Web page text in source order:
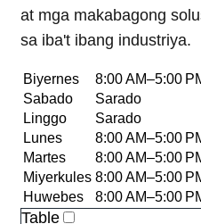
at mga makabagong
sa iba't ibang industriya.
Biyernes
8:00 AM–5:00
Sabado
Sarado
Linggo
Sarado
Lunes
8:00 AM–5:00
Martes
8:00 AM–5:00
Miyerkules 8:00 AM–5:00
Huwebes
8:00 AM–5:00
Table